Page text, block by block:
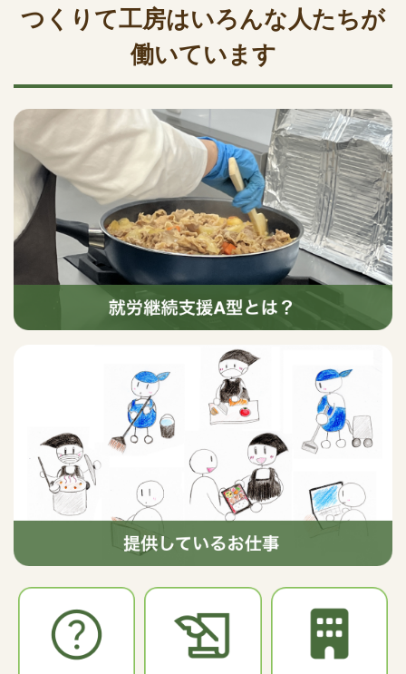
つくりて工房はいろんな人たちが
働いています